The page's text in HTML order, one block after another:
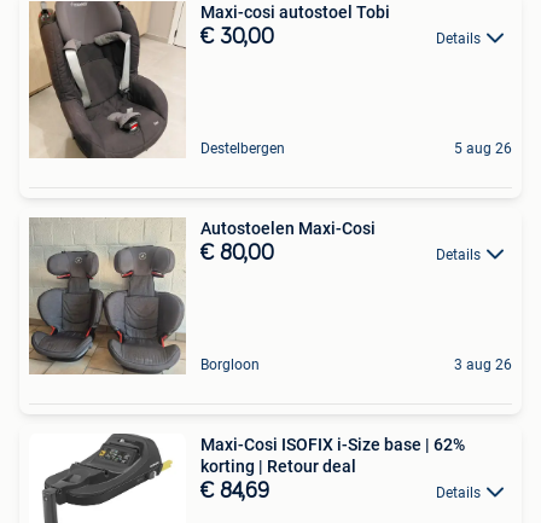
Maxi-cosi autostoel Tobi
€ 30,00 Details
Destelbergen 5 aug 26
Autostoelen Maxi-Cosi
€ 80,00 Details
Borgloon 3 aug 26
Maxi-Cosi ISOFIX i-Size base | 62%
korting | Retour deal
€ 84,69 Details